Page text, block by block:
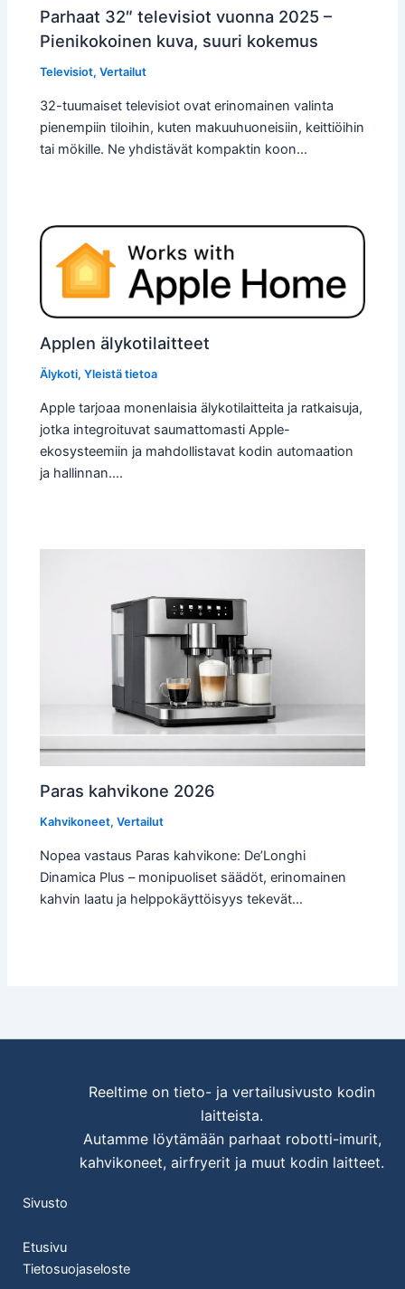
Parhaat 32″ televisiot vuonna 2025 –
Pienikokoinen kuva, suuri kokemus
Televisiot,Vertailut
32-tuumaiset televisiot ovat erinomainen valinta
pienempiin tiloihin, kuten makuuhuoneisiin, keittiöihin
tai mökille. Ne yhdistävät kompaktin koon…
Applen älykotilaitteet
Älykoti,Yleistä tietoa
Apple tarjoaa monenlaisia älykotilaitteita ja ratkaisuja,
jotka integroituvat saumattomasti Apple-
ekosysteemiin ja mahdollistavat kodin automaation
ja hallinnan.…
Paras kahvikone 2026
Kahvikoneet,Vertailut
Nopea vastaus Paras kahvikone: De’Longhi
Dinamica Plus – monipuoliset säädöt, erinomainen
kahvin laatu ja helppokäyttöisyys tekevät…
Reeltime on tieto- ja vertailusivusto kodin
laitteista.
Autamme löytämään parhaat robotti-imurit,
kahvikoneet, airfryerit ja muut kodin laitteet.
Sivusto
Etusivu
Tietosuojaseloste